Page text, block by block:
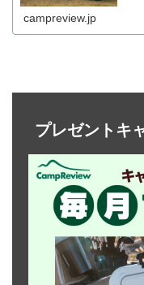
campreview.jp
プレゼントキ